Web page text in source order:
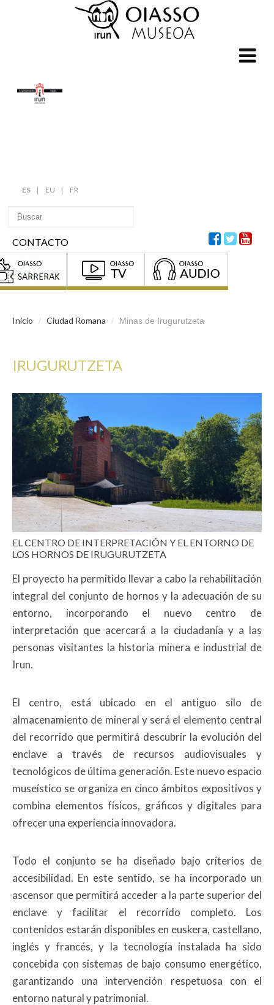
ES EU FR
CONTACTO
Inicio / Ciudad Romana / Minas de Irugurutzeta
IRUGURUTZETA
EL CENTRO DE INTERPRETACIÓN Y EL ENTORNO DE
LOS HORNOS DE IRUGURUTZETA
El proyecto ha permitido llevar a cabo la rehabilitación
integral del conjunto de hornos y la adecuación de su
entorno, incorporando el nuevo centro de
interpretación que acercará a la ciudadanía y a las
personas visitantes la historia minera e industrial de
Irun.
El centro, está ubicado en el antiguo silo de
almacenamiento de mineral y será el elemento central
del recorrido que permitirá descubrir la evolución del
enclave a través de recursos audiovisuales y
tecnológicos de última generación. Este nuevo espacio
museístico se organiza en cinco ámbitos expositivos y
combina elementos físicos, gráficos y digitales para
ofrecer una experiencia innovadora.
Todo el conjunto se ha diseñado bajo criterios de
accesibilidad. En este sentido, se ha incorporado un
ascensor que permitirá acceder a la parte superior del
enclave y facilitar el recorrido completo. Los
contenidos estarán disponibles en euskera, castellano,
inglés y francés, y la tecnología instalada ha sido
concebida con sistemas de bajo consumo energético,
garantizando una intervención respetuosa con el
entorno natural y patrimonial.